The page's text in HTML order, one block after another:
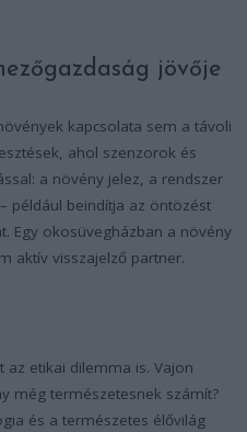
jövője
kapcsolata sem a távoli
ahol szenzorok és
a növény jelez, a rendszer
például beindítja az öntözést
Egy okosüvegházban a növény
aktív visszajelző partner.
etikai dilemma is. Vajon
még természetesnek számít?
és a természetes élővilág